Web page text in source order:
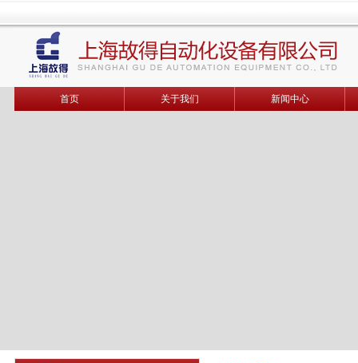
首页 关于我们 新闻中心